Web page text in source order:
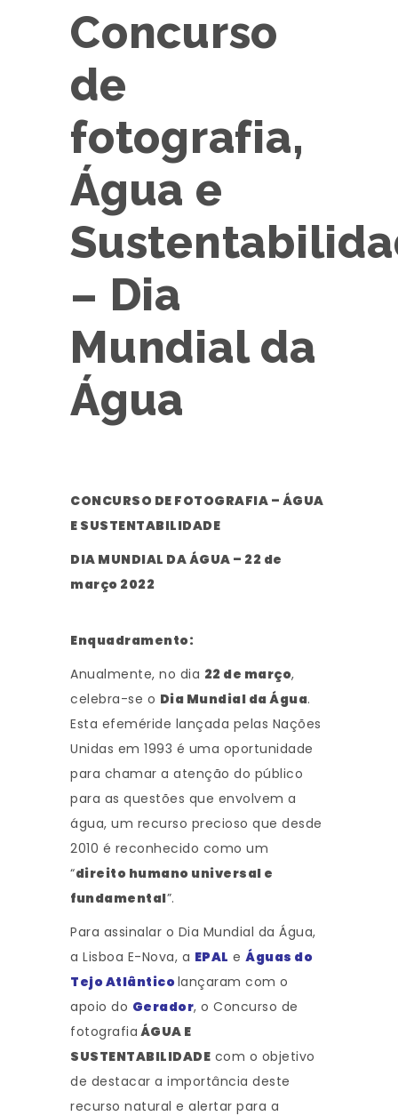
Concurso
de
fotografia,
Água e
– Dia
Mundial da
Água
CONCURSO DE FOTOGRAFIA – ÁGUA
E SUSTENTABILIDADE
DIA MUNDIAL DA ÁGUA – 22 de
março 2022
Enquadramento:
Anualmente, no dia 22 de março,
celebra-se o Dia Mundial da Água.
Esta efeméride lançada pelas Nações
Unidas em 1993 é uma oportunidade
para chamar a atenção do público
para as questões que envolvem a
água, um recurso precioso que desde
2010 é reconhecido como um
“direito humano universal e
fundamental”.
Para assinalar o Dia Mundial da Água,
a Lisboa E-Nova, a EPAL e Águas do
Tejo Atlântico lançaram com o
apoio do Gerador, o Concurso de
fotografia ÁGUA E
SUSTENTABILIDADE com o objetivo
de destacar a importância deste
recurso natural e alertar para a